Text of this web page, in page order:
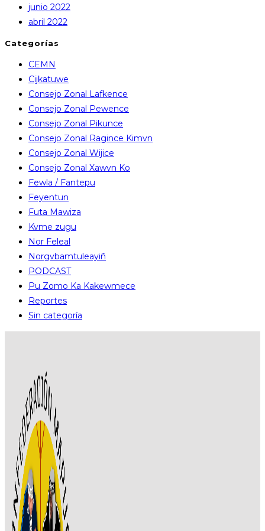
junio 2022
abril 2022
Categorías
CEMN
Cijkatuwe
Consejo Zonal Lafkence
Consejo Zonal Pewence
Consejo Zonal Pikunce
Consejo Zonal Ragince Kimvn
Consejo Zonal Wijice
Consejo Zonal Xawvn Ko
Fewla / Fantepu
Feyentun
Futa Mawiza
Kvme zugu
Nor Feleal
Norgvbamtuleayiñ
PODCAST
Pu Zomo Ka Kakewmece
Reportes
Sin categoría